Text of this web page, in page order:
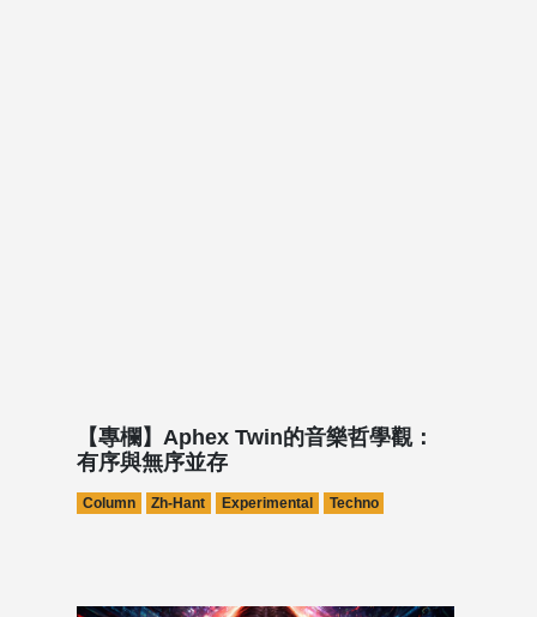
【專欄】Aphex Twin的音樂哲學觀：
有序與無序並存
Column Zh-Hant Experimental Techno